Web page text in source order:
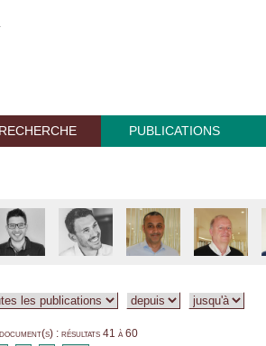
RECHERCHE PUBLICATIONS
: résultats 41 à 60